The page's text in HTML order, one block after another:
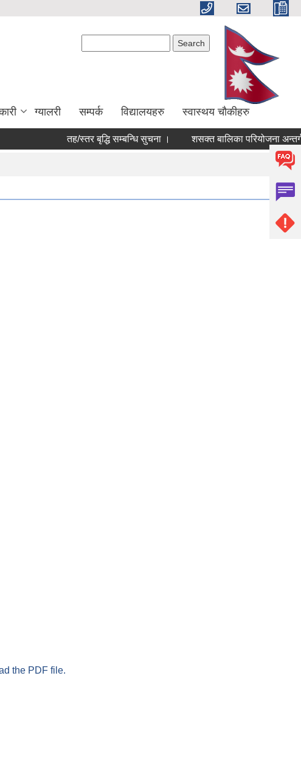
ग्यालरी सम्पर्क विद्यालयहरु स्वास्थय चौकीहरु
तह/स्तर बृद्धि सम्बन्धि सुचना । शसक्त बालिका परियोजना अन्तर्गत
the PDF file.